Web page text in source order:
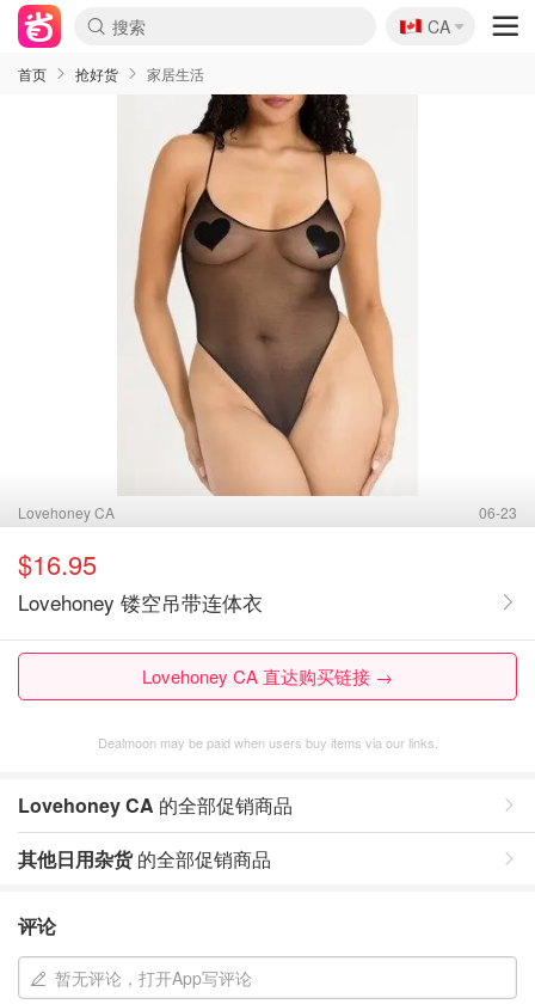
🇨🇦
CA
首页 抢好货 家居生活
Lovehoney CA 06-23
$16.95
Lovehoney 镂空吊带连体衣
Lovehoney CA 直达购买链接 →
Dealmoon may be paid when users buy items via our links.
Lovehoney CA 的全部促销商品
其他日用杂货的全部促销商品
评论
暂无评论，打开App写评论